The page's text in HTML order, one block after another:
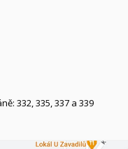
332, 335, 337 a 339